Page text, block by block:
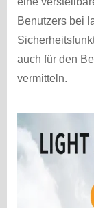
Benutzers bei
auch für den
vermitteln.